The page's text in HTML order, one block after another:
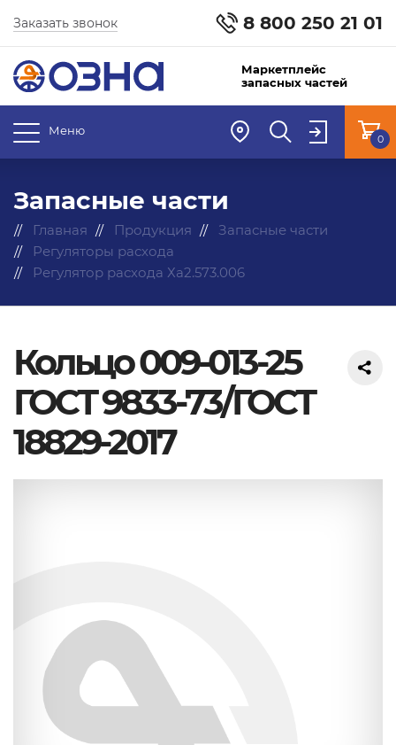
8 800 250 21 01
Заказать звонок
Маркетплейс
запасных частей
Меню
0
Запасные части
Главная Продукция
Запасные части
Регуляторы расхода
Регулятор расхода Ха2.573.006
Кольцо 009-013-25
ГОСТ 9833-73/ГОСТ
18829-2017